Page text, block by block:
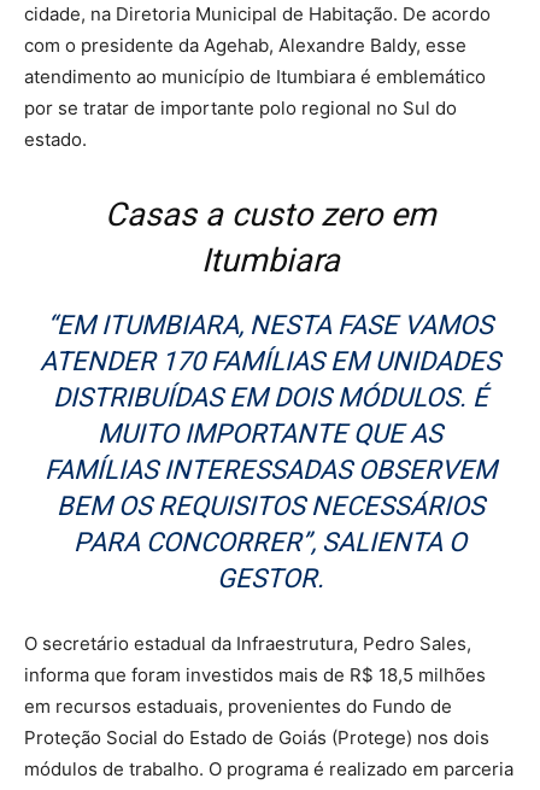
cidade, na Diretoria Municipal de Habitação. De acordo
com o presidente da Agehab, Alexandre Baldy, esse
atendimento ao município de Itumbiara é emblemático
por se tratar de importante polo regional no Sul do
estado.
Casas a custo zero em
Itumbiara
“EM ITUMBIARA, NESTA FASE VAMOS
ATENDER 170 FAMÍLIAS EM UNIDADES
DISTRIBUÍDAS EM DOIS MÓDULOS. É
MUITO IMPORTANTE QUE AS
FAMÍLIAS INTERESSADAS OBSERVEM
BEM OS REQUISITOS NECESSÁRIOS
PARA CONCORRER”, SALIENTA O
GESTOR.
O secretário estadual da Infraestrutura, Pedro Sales,
informa que foram investidos mais de R$ 18,5 milhões
em recursos estaduais, provenientes do Fundo de
Proteção Social do Estado de Goiás (Protege) nos dois
módulos de trabalho. O programa é realizado em parceria